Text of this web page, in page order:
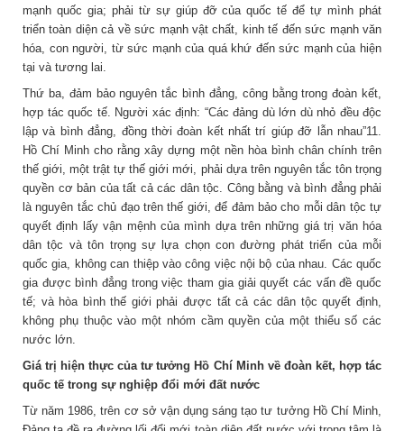
mạnh quốc gia; phải từ sự giúp đỡ của quốc tế để tự mình phát
triển toàn diện cả về sức mạnh vật chất, kinh tế đến sức mạnh văn
hóa, con người, từ sức mạnh của quá khứ đến sức mạnh của hiện
tại và tương lai.
Thứ ba, đảm bảo nguyên tắc bình đẳng, công bằng trong đoàn kết,
hợp tác quốc tế. Người xác định: “Các đảng dù lớn dù nhỏ đều độc
lập và bình đẳng, đồng thời đoàn kết nhất trí giúp đỡ lẫn nhau”11.
Hồ Chí Minh cho rằng xây dựng một nền hòa bình chân chính trên
thế giới, một trật tự thế giới mới, phải dựa trên nguyên tắc tôn trọng
quyền cơ bản của tất cả các dân tộc. Công bằng và bình đẳng phải
là nguyên tắc chủ đạo trên thế giới, để đảm bảo cho mỗi dân tộc tự
quyết định lấy vận mệnh của mình dựa trên những giá trị văn hóa
dân tộc và tôn trọng sự lựa chọn con đường phát triển của mỗi
quốc gia, không can thiệp vào công việc nội bộ của nhau. Các quốc
gia được bình đẳng trong việc tham gia giải quyết các vấn đề quốc
tế; và hòa bình thế giới phải được tất cả các dân tộc quyết định,
không phụ thuộc vào một nhóm cầm quyền của một thiểu số các
nước lớn.
Giá trị hiện thực của tư tưởng Hồ Chí Minh về đoàn kết, hợp tác
quốc tế trong sự nghiệp đổi mới đất nước
Từ năm 1986, trên cơ sở vận dụng sáng tạo tư tưởng Hồ Chí Minh,